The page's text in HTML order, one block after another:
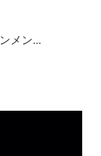
メン...